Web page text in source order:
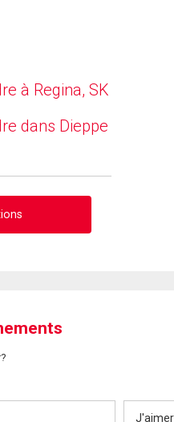
à Regina, SK
dans Dieppe